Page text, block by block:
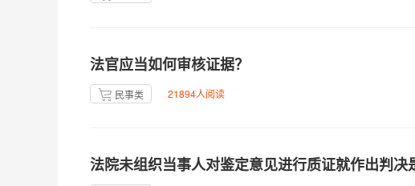
法官应当如何审核证据？
民事类 21894人阅读
法院未组织当事人对鉴定意见进行质证就作出判决